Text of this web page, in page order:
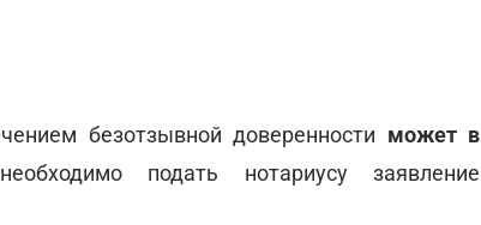
безотзывной доверенности может в
подать нотариусу заявление